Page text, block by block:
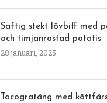
Saftig stekt lövbiff med
och timjanrostad potatis
28 januari, 2025
Tacogratäng med